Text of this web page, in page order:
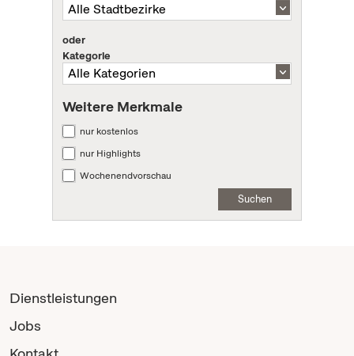
oder
Kategorie
Weitere Merkmale
nur kostenlos
nur Highlights
Wochenendvorschau
Suchen
Dienstleistungen
Jobs